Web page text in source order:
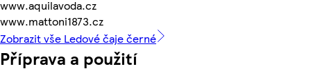
www.aquilavoda.cz
www.mattoni1873.cz
Zobrazit vše Ledové čaje černé
Příprava a použití